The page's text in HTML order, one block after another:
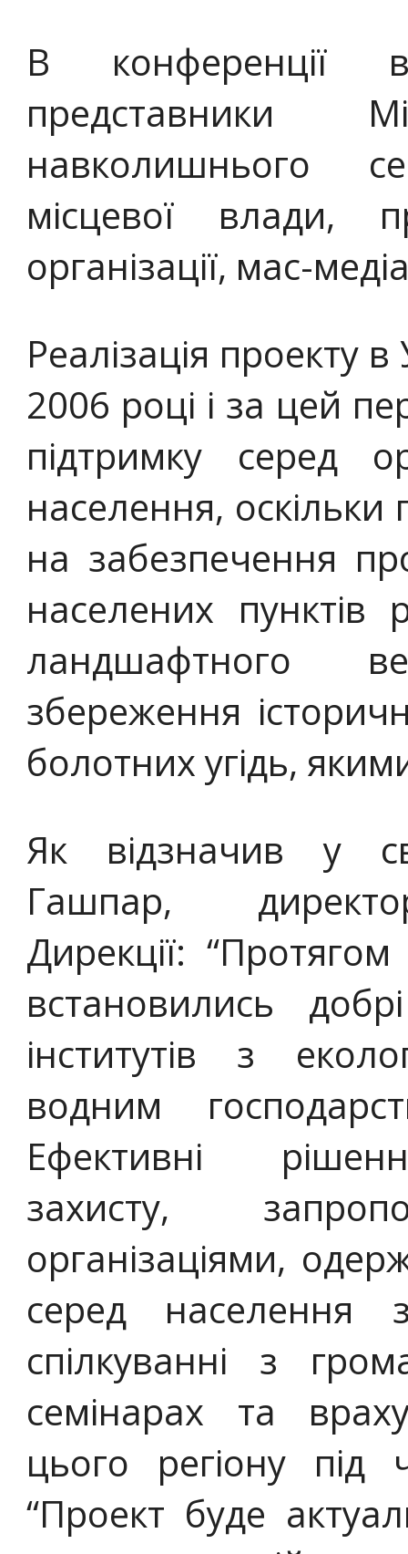
В конференції
представники
навколишнього
місцевої влади,
організації, мас-
Реалізація проекту
2006 році і за цей
підтримку серед
населення,
на забезпечення
населених пунктів
ландшафтного
збереження
болотних угідь,
Як відзначив у
Гашпар,
Дирекції: “Протягом
встановились
інститутів з
водним
Ефективні
захисту,
організаціями,
серед населення
спілкуванні з
семінарах та
цього регіону під
“Проект буде